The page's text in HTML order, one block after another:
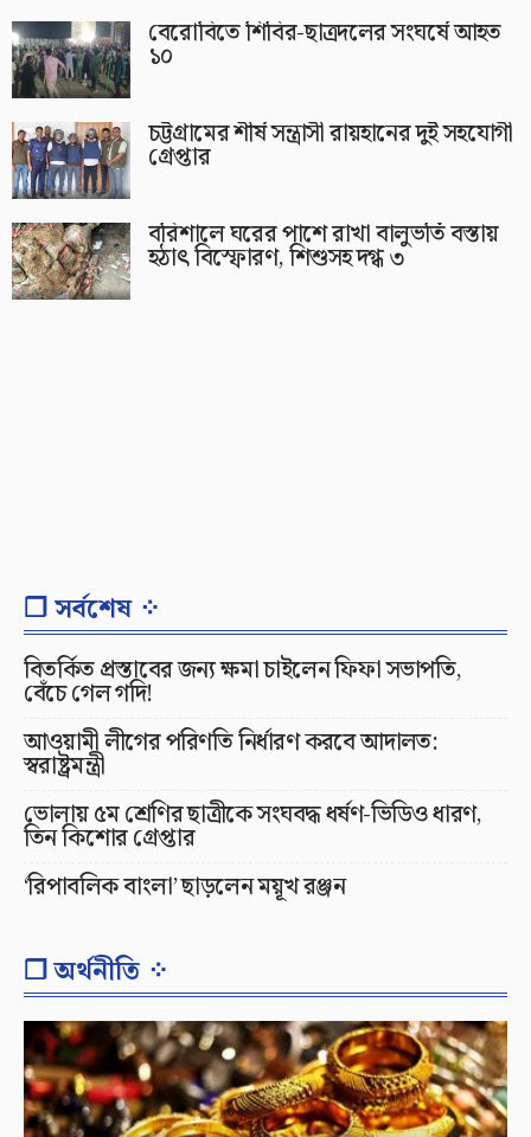
বেরোবিতে শিবির-ছাত্রদলের সংঘর্ষে আহত
১০
চট্টগ্রামের শীর্ষ সন্ত্রাসী রায়হানের দুই সহযোগী
গ্রেপ্তার
বরিশালে ঘরের পাশে রাখা বালুভর্তি বস্তায়
হঠাৎ বিস্ফোরণ, শিশুসহ দগ্ধ ৩
❐ সর্বশেষ ⁘
বিতর্কিত প্রস্তাবের জন্য ক্ষমা চাইলেন ফিফা সভাপতি,
বেঁচে গেল গদি!
আওয়ামী লীগের পরিণতি নির্ধারণ করবে আদালত:
স্বরাষ্ট্রমন্ত্রী
ভোলায় ৫ম শ্রেণির ছাত্রীকে সংঘবদ্ধ ধর্ষণ-ভিডিও ধারণ,
তিন কিশোর গ্রেপ্তার
‘রিপাবলিক বাংলা’ ছাড়লেন ময়ূখ রঞ্জন
❐ অর্থনীতি ⁘